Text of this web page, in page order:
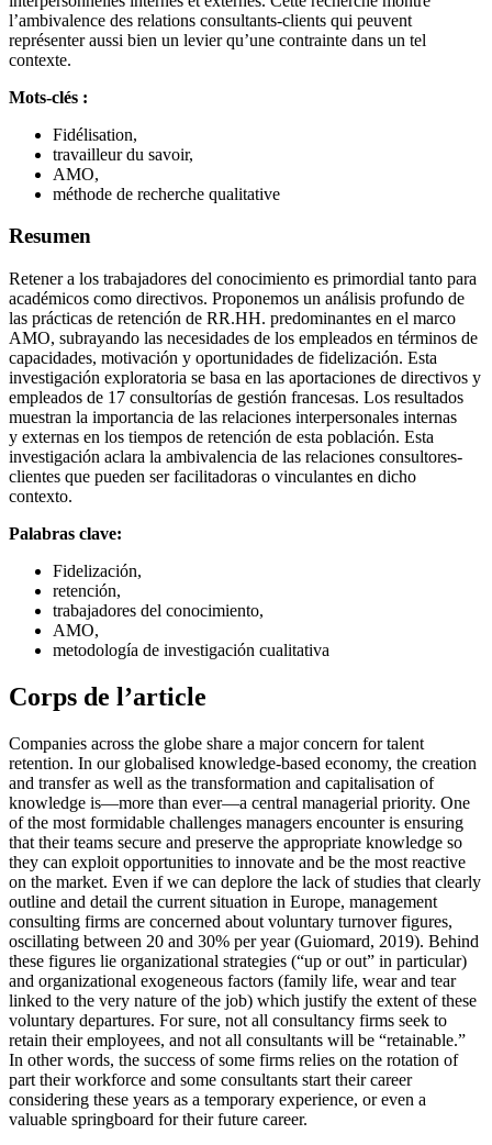
l’ambivalence des relations consultants-clients qui peuvent
représenter aussi bien un levier qu’une contrainte dans un tel
contexte.
Mots-clés :
Fidélisation,
travailleur du savoir,
AMO,
méthode de recherche qualitative
Resumen
Retener a los trabajadores del conocimiento es primordial tanto para
académicos como directivos. Proponemos un análisis profundo de
las prácticas de retención de RR.HH. predominantes en el marco
AMO, subrayando las necesidades de los empleados en términos de
capacidades, motivación y oportunidades de fidelización. Esta
investigación exploratoria se basa en las aportaciones de directivos y
empleados de 17 consultorías de gestión francesas. Los resultados
muestran la importancia de las relaciones interpersonales internas
y externas en los tiempos de retención de esta población. Esta
investigación aclara la ambivalencia de las relaciones consultores-
clientes que pueden ser facilitadoras o vinculantes en dicho
contexto.
Palabras clave:
Fidelización,
retención,
trabajadores del conocimiento,
AMO,
metodología de investigación cualitativa
Corps de l’article
Companies across the globe share a major concern for talent
retention. In our globalised knowledge-based economy, the creation
and transfer as well as the transformation and capitalisation of
knowledge is—more than ever—a central managerial priority. One
of the most formidable challenges managers encounter is ensuring
that their teams secure and preserve the appropriate knowledge so
they can exploit opportunities to innovate and be the most reactive
on the market. Even if we can deplore the lack of studies that clearly
outline and detail the current situation in Europe, management
consulting firms are concerned about voluntary turnover figures,
oscillating between 20 and 30% per year (Guiomard, 2019). Behind
these figures lie organizational strategies (“up or out” in particular)
and organizational exogeneous factors (family life, wear and tear
linked to the very nature of the job) which justify the extent of these
voluntary departures. For sure, not all consultancy firms seek to
retain their employees, and not all consultants will be “retainable.”
In other words, the success of some firms relies on the rotation of
part their workforce and some consultants start their career
considering these years as a temporary experience, or even a
valuable springboard for their future career.